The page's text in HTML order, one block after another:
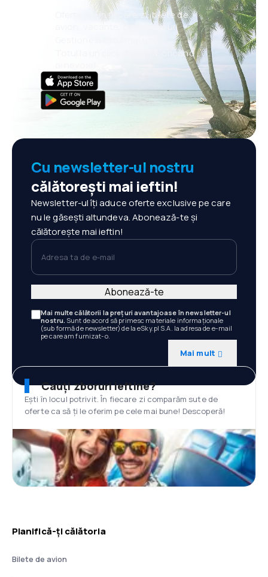
Oferte noi în fiecare zi: bilete de
avion, vacanțe, city break-uri
Totul la un click distanță, oricând
Cu newsletter-ul nostru
călătorești mai ieftin!
Newsletter-ul îți aduce oferte exclusive pe care
nu le găsești altundeva. Abonează-te și
călătorește mai ieftin!
Adresa ta de e-mail
Mai multe călătorii la prețuri avantajoase în newsletter-ul
nostru. Sunt de acord să primesc materiale informaționale
(sub formă de newsletter) de la eSky.pl S.A. la adresa de e-mail
pe care am furnizat-o.
Mai mult
Abonează-te
Cauți zboruri ieftine?
Ești în locul potrivit. În fiecare zi comparăm sute de
oferte ca să ți le oferim pe cele mai bune! Descoperă!
Planifică-ți călătoria
Bilete de avion